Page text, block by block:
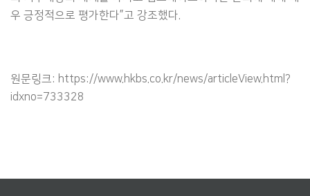
우 긍정적으로 평가한다”고 강조했다.
원문링크: https://www.hkbs.co.kr/news/articleView.html?
idxno=733328